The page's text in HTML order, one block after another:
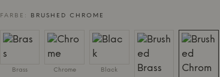
FARBE: BRUSHED CHROME
Brass Chrome Black